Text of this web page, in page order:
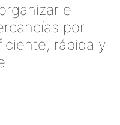
el
por
rápida y